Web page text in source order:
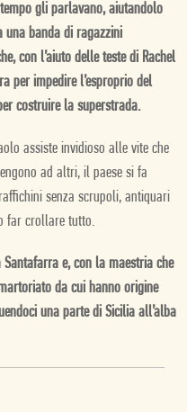
gli parlavano, aiutandolo
banda di ragazzini
con l’aiuto delle teste di Rachel
per impedire l’esproprio del
costruire la superstrada.
assiste invidioso alle vite che
ad altri, il paese si fa
senza scrupoli, antiquari
far crollare tutto.
e, con la maestria che
da cui hanno origine
una parte di Sicilia all’alba